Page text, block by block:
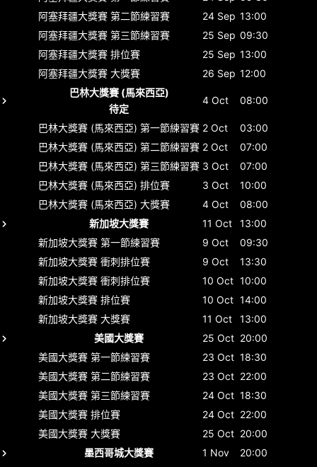
阿塞拜疆大獎賽 第二節練習賽 24 Sep 13:00
阿塞拜疆大獎賽 第三節練習賽 25 Sep 09:30
阿塞拜疆大獎賽 排位賽 25 Sep 13:00
阿塞拜疆大獎賽 大獎賽 26 Sep 12:00
巴林大獎賽 (馬來西亞)
待定
4 Oct 08:00
巴林大獎賽 (馬來西亞) 第一節練習賽 2 Oct
03:00
巴林大獎賽 (馬來西亞) 第二節練習賽 2 Oct
07:00
巴林大獎賽 (馬來西亞) 第三節練習賽 3 Oct
07:00
巴林大獎賽 (馬來西亞) 排位賽 3 Oct
10:00
巴林大獎賽 (馬來西亞) 大獎賽 4 Oct
08:00
新加坡大獎賽
11 Oct
13:00
新加坡大獎賽 第一節練習賽 9 Oct
09:30
新加坡大獎賽 衝刺排位賽 9 Oct
13:30
新加坡大獎賽 衝刺排位賽 10 Oct 10:00
新加坡大獎賽 排位賽 10 Oct 14:00
新加坡大獎賽 大獎賽 11 Oct
13:00
美國大獎賽
25 Oct 20:00
美國大獎賽 第一節練習賽 23 Oct 18:30
美國大獎賽 第二節練習賽 23 Oct 22:00
美國大獎賽 第三節練習賽 24 Oct 18:30
美國大獎賽 排位賽 24 Oct 22:00
美國大獎賽 大獎賽 25 Oct 20:00
墨西哥城大獎賽
1 Nov
20:00